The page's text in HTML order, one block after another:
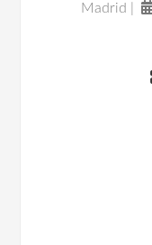
Madrid |